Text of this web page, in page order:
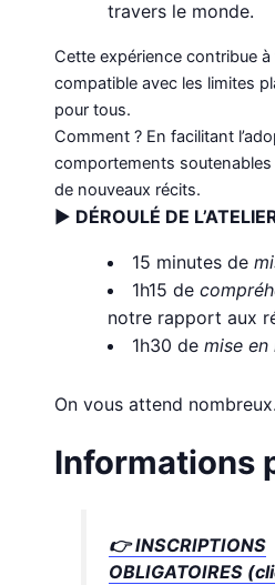
travers le monde.
Cette expérience contribue
compatible avec les limites
pour tous.
Comment ? En facilitant
comportements soutenables
de nouveaux récits.
► DÉROULÉ DE
15 minutes de
1h15 de
notre rapport aux
1h30 demise en
On vous attend
Informations
👉INSCRIPTIONS
OBLIGATOIRES